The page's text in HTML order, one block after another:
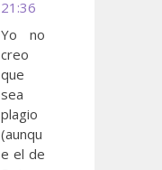
21:36
Yo no
creo
que
sea
plagio
(aunqu
e el de